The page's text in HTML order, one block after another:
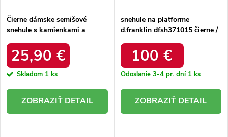
Čierne dámske semišové
snehule s kamienkami a
W8009 BLACK
25,90 €
Skladom 1 ks
DETAIL
snehule na platforme
d.franklin dfsh371015 čierne /
100 €
Odoslanie 3-4 pr. dní 1 ks
DETAIL